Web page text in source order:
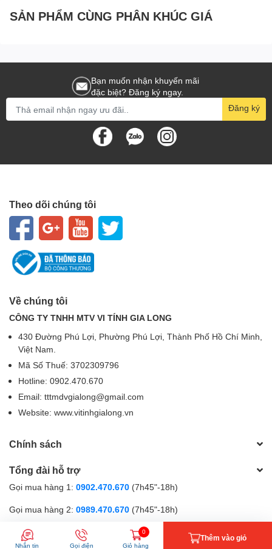
SẢN PHẨM CÙNG PHÂN KHÚC GIÁ
Bạn muốn nhận khuyến mãi
đặc biệt? Đăng ký ngay.
Đăng ký
Theo dõi chúng tôi
Về chúng tôi
CÔNG TY TNHH MTV VI TÍNH GIA LONG
430 Đường Phú Lợi, Phường Phú Lợi, Thành Phố Hồ Chí Minh,
Việt Nam.
Mã Số Thuế: 3702309796
Hotline: 0902.470.670
Email: tttmdvgialong@gmail.com
Website: www.vitinhgialong.vn
Chính sách
Tổng đài hỗ trợ
Gọi mua hàng 1: 0902.470.670 (7h45"-18h)
Gọi mua hàng 2: 0989.470.670 (7h45"-18h)
Gọi hỗ trợ kĩ thuật: 0867.470.670(9h-18h)
Nhắn tin Gọi điện
0
Giỏ hàng
Thêm vào giỏ